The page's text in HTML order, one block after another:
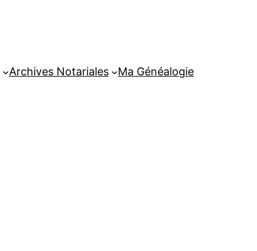
Archives Notariales Ma Généalogie